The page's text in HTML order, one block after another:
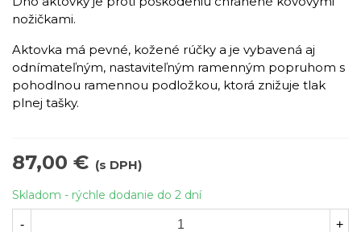
nožičkami.
Aktovka má pevné, kožené rúčky a je vybavená aj
odnímateľným, nastaviteľným ramenným popruhom s
pohodlnou ramennou podložkou, ktorá znižuje tlak
plnej tašky.
87,00 € (s DPH)
Skladom - rýchle dodanie do 2 dní
- +